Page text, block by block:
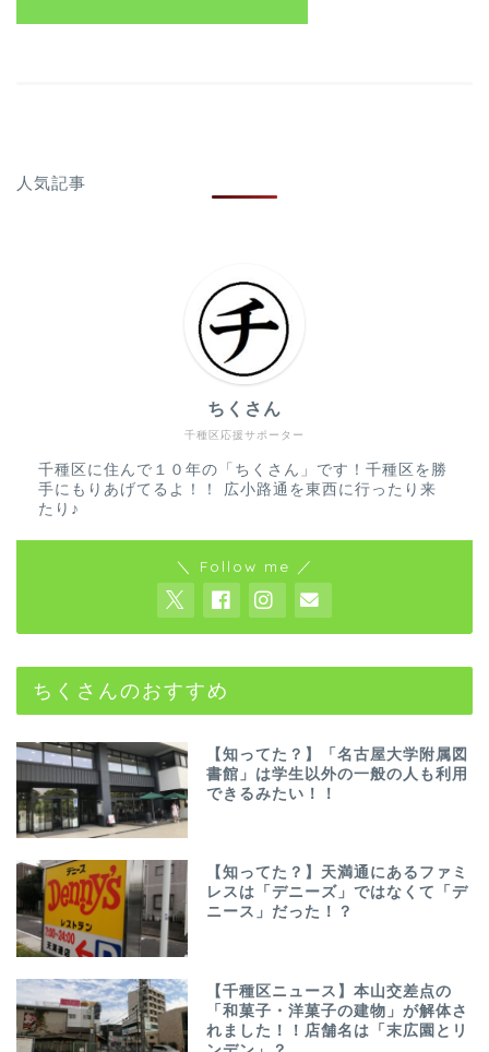
人気記事
千種区応援サポーター
ちくさん
千種区に住んで１０年の「ちくさん」です！千種区を勝
手にもりあげてるよ！！ 広小路通を東西に行ったり来
たり♪
＼ Follow me ／
ちくさんのおすすめ
【知ってた？】「名古屋大学附属図
書館」は学生以外の一般の人も利用
できるみたい！！
【知ってた？】天満通にあるファミ
レスは「デニーズ」ではなくて「デ
ニース」だった！？
【千種区ニュース】本山交差点の
「和菓子・洋菓子の建物」が解体さ
れました！！店舗名は「末広園とリ